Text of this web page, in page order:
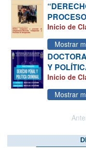
Inicio de
Mostrar
Y
Inicio de
Mostrar